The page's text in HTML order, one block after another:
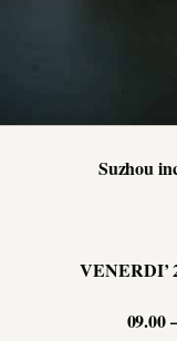
Suzhou
VENERDI’
09.00